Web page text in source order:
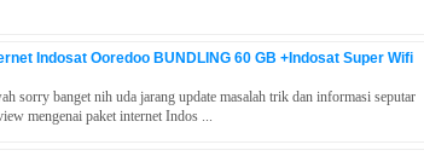
Indosat Ooredoo BUNDLING 60 GB +Indosat Super Wifi
sorry banget nih uda jarang update masalah trik dan informasi seputar
mengenai paket internet Indos ...